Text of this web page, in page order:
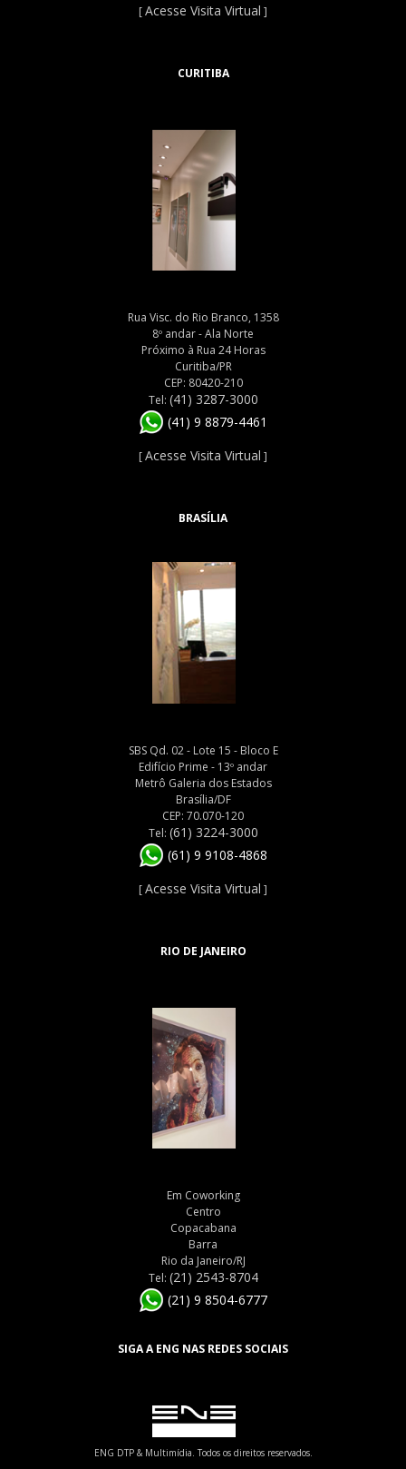
[Acesse Visita Virtual ]
CURITIBA
Rua Visc. do Rio Branco, 1358
8º andar - Ala Norte
Próximo à Rua 24 Horas
Curitiba/PR
CEP: 80420-210
Tel: (41) 3287-3000
(41) 9 8879-4461
[Acesse Visita Virtual ]
BRASÍLIA
SBS Qd. 02 - Lote 15 - Bloco E
Edifício Prime - 13º andar
Metrô Galeria dos Estados
Brasília/DF
CEP: 70.070-120
Tel: (61) 3224-3000
(61) 9 9108-4868
[Acesse Visita Virtual ]
RIO DE JANEIRO
Em Coworking
Centro
Copacabana
Barra
Rio da Janeiro/RJ
Tel: (21) 2543-8704
(21) 9 8504-6777
SIGA A ENG NAS REDES SOCIAIS
ENG DTP & Multimídia. Todos os direitos reservados.